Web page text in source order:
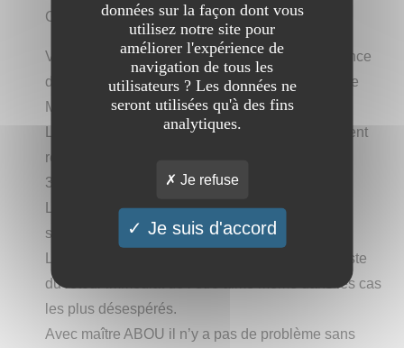
COMPETENT
Vous ne croyez pas en la voyance, en la puissance
des rituels vaudou, et au miracle de la nature? Le
Maître ABOU vous fera changer d’avis
Le maître ABOUest un marabout voyant compétent
reconnu pour son talent en tant que jeune et ces
30 années d’expérience.
Les résultats sont garantis sous 72h, pour une
solution rapide et définitive.
Le jeune maître ABOU est un marabout spécialiste
du retour immédiat de l’être aimé même dans les cas
les plus désespérés.
Avec maître ABOU il n’y a pas de problème sans
données sur la façon dont vous
utilisez notre site pour
améliorer l'expérience de
navigation de tous les
utilisateurs ? Les données ne
seront utilisées qu'à des fins
analytiques.
Je refuse
Je suis d'accord